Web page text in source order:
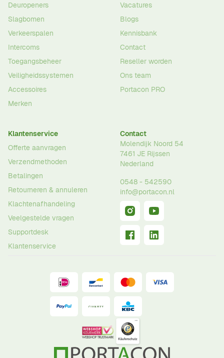
Deuropeners
Slagbomen
Verkeerspalen
Intercoms
Toegangsbeheer
Veiligheidssystemen
Accessoires
Merken
Vacatures
Blogs
Kennisbank
Contact
Reseller worden
Ons team
Portacon PRO
Klantenservice
Offerte aanvragen
Verzendmethoden
Betalingen
Retourneren & annuleren
Klachtenafhandeling
Veelgestelde vragen
Supportdesk
Klantenservice
Contact
Molendijk Noord 54
7461 JE Rijssen
Nederland
0548 - 542590
info@portacon.nl